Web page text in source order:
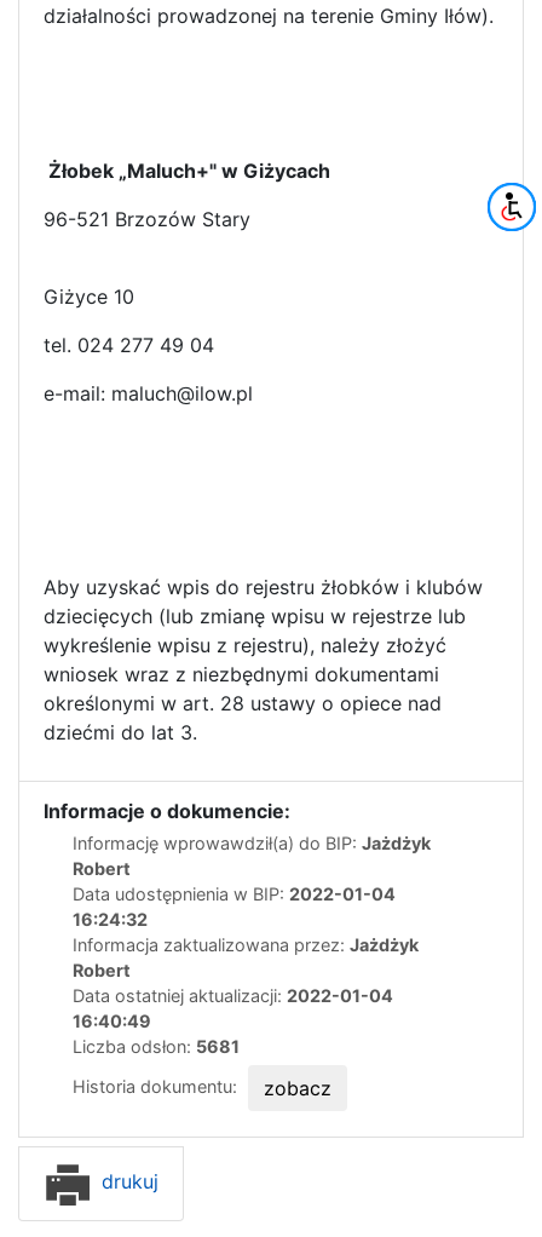
działalności prowadzonej na terenie Gminy Iłów).
Żłobek „Maluch+" w Giżycach
96-521 Brzozów Stary
Giżyce 10
tel. 024 277 49 04
e-mail: maluch@ilow.pl
Aby uzyskać wpis do rejestru żłobków i klubów
dziecięcych (lub zmianę wpisu w rejestrze lub
wykreślenie wpisu z rejestru), należy złożyć
wniosek wraz z niezbędnymi dokumentami
określonymi w art. 28 ustawy o opiece nad
dziećmi do lat 3.
Informacje o dokumencie:
Informację wprowawdził(a) do BIP: Jażdżyk
Robert
Data udostępnienia w BIP: 2022-01-04
16:24:32
Informacja zaktualizowana przez: Jażdżyk
Robert
Data ostatniej aktualizacji: 2022-01-04
16:40:49
Liczba odsłon: 5681
Historia dokumentu:
zobacz
drukuj